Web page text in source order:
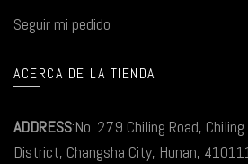
Seguir mi pedido
ACERCA DE LA TIENDA
ADDRESS:No. 279 Chiling Road,
District, Changsha City, Hunan,